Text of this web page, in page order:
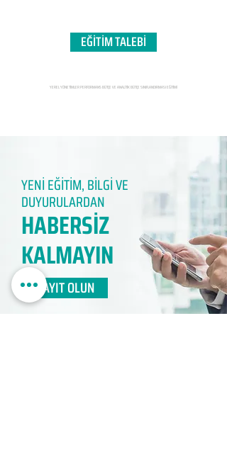
EĞİTİM TALEBİ
YEREL YÖNETİMLER PERFORMANS BÜTÇE VE ANALİTİK BÜTÇE SINIFLANDIRMASI EĞİTİMİ
YENİ EĞİTİM, BİLGİ VE
DUYURULARDAN
HABERSİZ
KALMAYIN​
KAYIT OLUN